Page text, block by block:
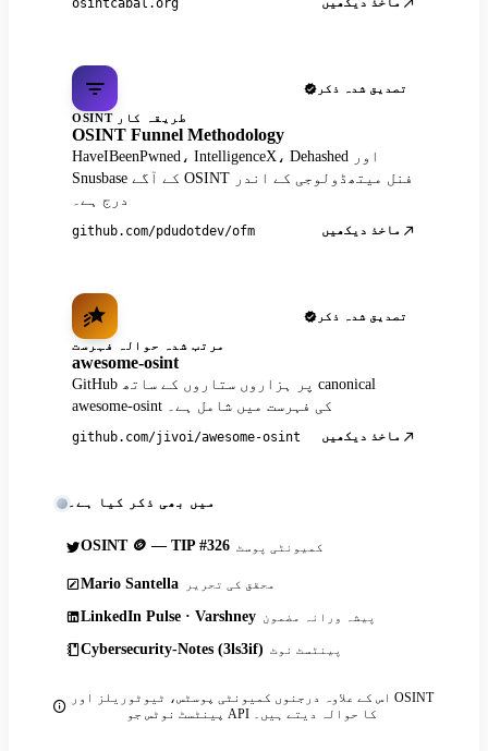
تصدیق شدہ ذکر
OSINT طریقہ کار
OSINT Funnel Methodology
HaveIBeenPwned، IntelligenceX، Dehashed اور
Snusbase کے آگے OSINT فنل میتھڈولوجی کے اندر
درج ہے۔
github.com/pdudotdev/ofm ماخذ دیکھیں
تصدیق شدہ ذکر
مرتب شدہ حوالہ فہرست
awesome-osint
GitHub پر ہزاروں ستاروں کے ساتھ canonical
awesome-osint کی فہرست میں شامل ہے۔
github.com/jivoi/awesome-osint ماخذ دیکھیں
میں بھی ذکر کیا ہے۔
OSINT 🪙 — TIP #326 کمیونٹی پوسٹ
Mario Santella محقق کی تحریر
LinkedIn Pulse · Varshney پیشہ ورانہ مضمون
Cybersecurity-Notes (3ls3if) پینٹسٹ نوٹ
اس کے علاوہ درجنوں کمیونٹی پوسٹس، ٹیوٹوریلز اور OSINT
پینٹسٹ نوٹس جو API کا حوالہ دیتے ہیں۔